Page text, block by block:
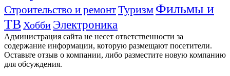
Строительство и ремонтТуризм Фильмы и
ТВ Хобби Электроника
Администрация сайта не несет ответственности за
содержание информации, которую размещают посетители.
Оставьте отзыв о компании, либо разместите новую компанию
для обсуждения.